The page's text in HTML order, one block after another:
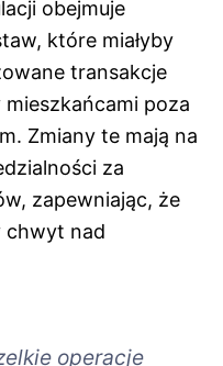
obejmuje
które miałyby
transakcje
poza
Zmiany te mają na
za
zapewniając, że
chwyt nad
operacje